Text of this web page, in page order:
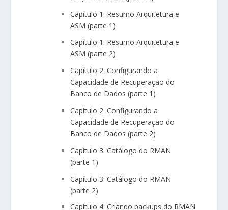
Capítulo 1: Resumo Arquitetura e
ASM (parte 1)
Capítulo 1: Resumo Arquitetura e
ASM (parte 2)
Capítulo 2: Configurando a
Capacidade de Recuperação do
Banco de Dados (parte 1)
Capítulo 2: Configurando a
Capacidade de Recuperação do
Banco de Dados (parte 2)
Capítulo 3: Catálogo do RMAN
(parte 1)
Capítulo 3: Catálogo do RMAN
(parte 2)
Capítulo 4: Criando backups do RMAN